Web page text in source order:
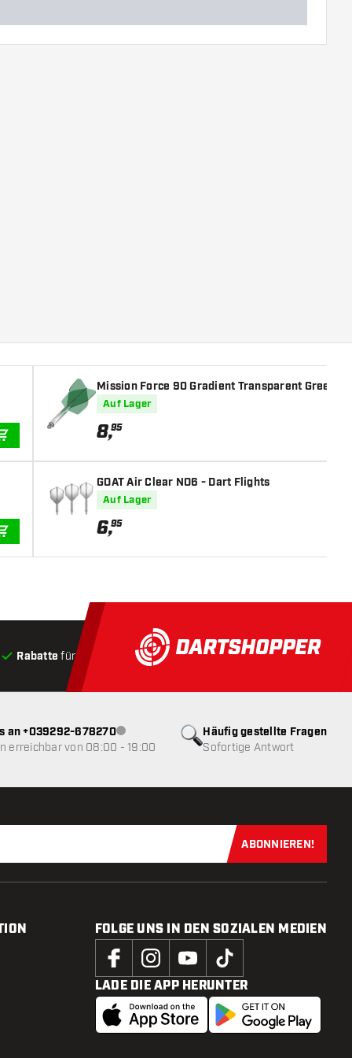
IN DEN WARENKORB
IN DEN WARENKORB
Mission Force 90 Gradient Transparent Green
Auf Lager
8,95
GOAT Air Clear NO6 - Dart Flights
Auf Lager
6,95
Rabatte für Kunden Produkte auf Lager, Versand
Häufig gestellte Fragen
Sofortige Antwort
an +039292-678270Kundenservice nicht verfügbar
erreichbar von 08:00 - 19:00
Jetzt für
ABONNIEREN!
FOLGE UNS IN DEN SOZIALEN MEDIEN
LADE DIE APP HERUNTER